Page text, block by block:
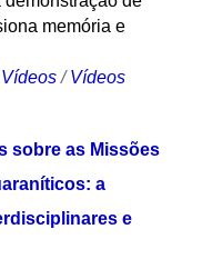
memória e
Vídeos /Vídeos
sobre as Missões
a
e